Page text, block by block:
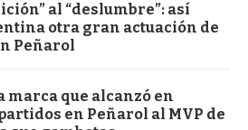
al “deslumbre”: así
otra gran actuación de
Peñarol
marca que alcanzó en
en Peñarol al MVP de